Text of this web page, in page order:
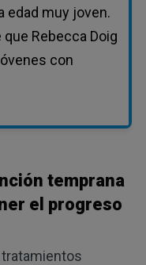
edad muy joven.
Rebecca Doig
con
temprana
el progreso